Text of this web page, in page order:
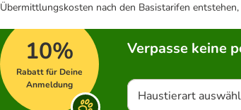
Übermittlungskosten nach den Basistarifen
10%
Rabatt für Deine
Anmeldung
Verpasse keine
Haustierart